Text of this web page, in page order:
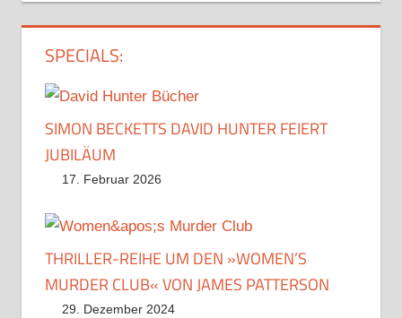
SPECIALS:
SIMON BECKETTS DAVID HUNTER FEIERT
JUBILÄUM
17. Februar 2026
THRILLER-REIHE UM DEN »WOMEN’S
MURDER CLUB« VON JAMES PATTERSON
29. Dezember 2024